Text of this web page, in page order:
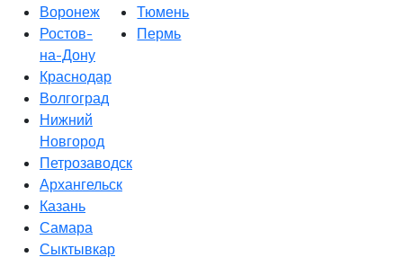
Воронеж
Ростов-
на-Дону
Краснодар
Волгоград
Нижний
Новгород
Петрозаводск
Архангельск
Казань
Самара
Сыктывкар
Тюмень
Пермь